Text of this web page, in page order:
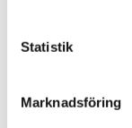
Statistik
Marknadsföring
Regeringen
(regionalt